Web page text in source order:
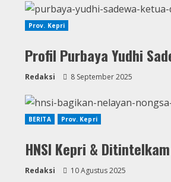
Prov. Kepri
Profil Purbaya Yudhi
Redaksi 8 September 2025
BERITA Prov. Kepri
HNSI Kepri &
Redaksi 10 Agustus 2025